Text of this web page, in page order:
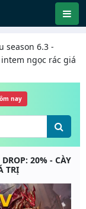
season 6.3 -
intem ngọc rác giá
nay
20% - CÀY
TRỊ